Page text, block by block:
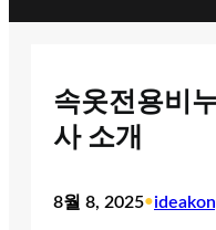
속옷전용비
사 소개
8월 8, 2025•